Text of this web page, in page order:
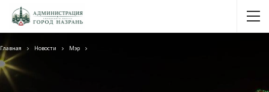
Главная Новости Мэр